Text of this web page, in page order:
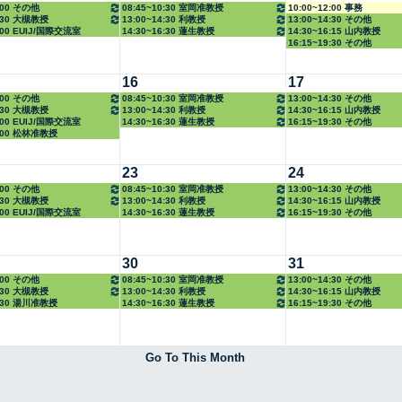
その他
大槻教授
EUIJ/国際交流室
08:45~10:30 室岡准教授
13:00~14:30 利教授
14:30~16:30 蓮生教授
10:00~12:00 事務
13:00~14:30 その他
14:30~16:15 山内教授
16:15~19:30 その他
その他
大槻教授
EUIJ/国際交流室
松林准教授
16
08:45~10:30 室岡准教授
13:00~14:30 利教授
14:30~16:30 蓮生教授
17
13:00~14:30 その他
14:30~16:15 山内教授
16:15~19:30 その他
その他
大槻教授
EUIJ/国際交流室
23
08:45~10:30 室岡准教授
13:00~14:30 利教授
14:30~16:30 蓮生教授
24
13:00~14:30 その他
14:30~16:15 山内教授
16:15~19:30 その他
その他
大槻教授
湯川准教授
30
08:45~10:30 室岡准教授
13:00~14:30 利教授
14:30~16:30 蓮生教授
31
13:00~14:30 その他
14:30~16:15 山内教授
16:15~19:30 その他
Go To This Month